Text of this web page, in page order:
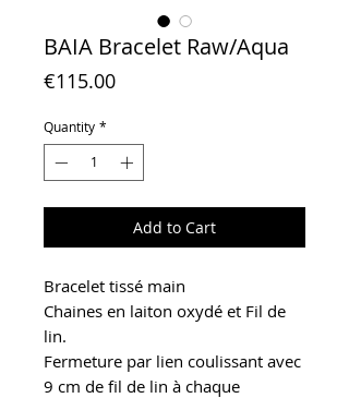
BAIA Bracelet Raw/Aqua
€115.00Price
Quantity *
Add to Cart
Bracelet tissé main
Chaines en laiton oxydé et Fil de
lin.
Fermeture par lien coulissant avec
9 cm de fil de lin à chaque